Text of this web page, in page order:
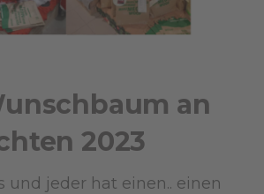
an
2023
und jeder hat einen.. einen